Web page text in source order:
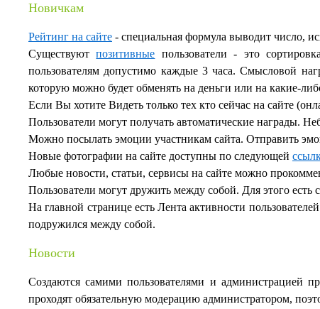
Новичкам
Рейтинг на сайте - специальная формула выводит число,
Существуютпозитивные пользователи - это
пользователям допустимо каждые 3 часа. Смысловой
которую можно будет обменять на деньги или на какие-
Если Вы хотите Видеть только тех кто сейчас на сайте
Пользователи могут получать автоматические награды.
Можно посылать эмоции участникам сайта. Отправить
Новые фотографии на сайте доступны по следующей
Любые новости, статьи, сервисы на сайте можно
Пользователи могут дружить между собой. Для этого
На главной странице есть Лента активности
подружился между собой.
Новости
Создаются самими пользователями и администрацией
проходят обязательную модерацию администратором,